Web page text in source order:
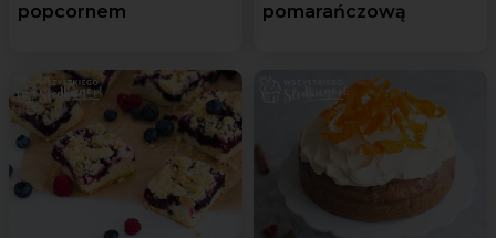
popcornem
pomarańczową